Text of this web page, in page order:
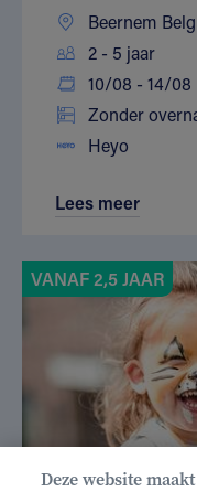
Beernem
2 - 5 jaar
10/08 - 14/08
Zonder
Heyo
Lees meer
VANAF 2,5 JAAR
Deze website